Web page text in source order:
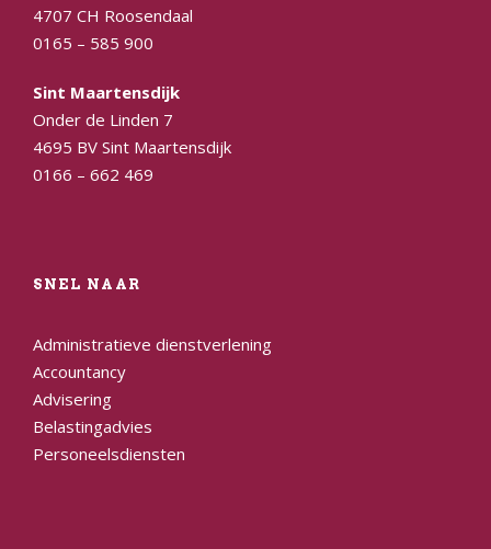
4707 CH Roosendaal
0165 – 585 900
Sint Maartensdijk
Onder de Linden 7
4695 BV Sint Maartensdijk
0166 – 662 469
SNEL NAAR
Administratieve dienstverlening
Accountancy
Advisering
Belastingadvies
Personeelsdiensten